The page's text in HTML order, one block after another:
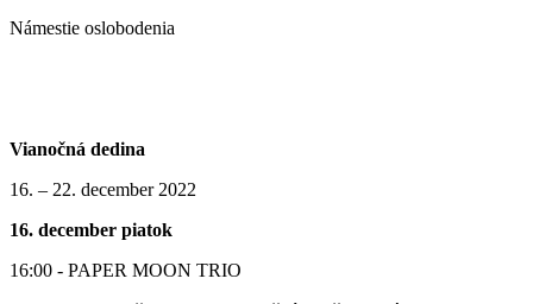
Námestie oslobodenia
Vianočná dedina
16. – 22. december 2022
16. december piatok
16:00 - PAPER MOON TRIO